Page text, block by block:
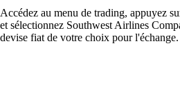
Accédez au menu de trading, appuyez
et sélectionnez Southwest Airlines
devise fiat de votre choix pour l'échange.